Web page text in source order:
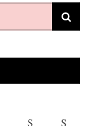
S S